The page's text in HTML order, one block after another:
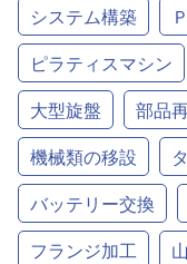
システム構築
ピラティスマシン
大型旋盤
部品
機械類の移設
バッテリー交換
フランジ加工